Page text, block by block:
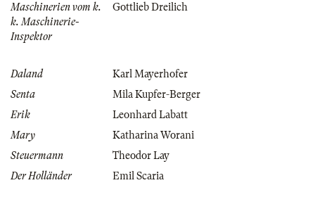
Maschinerien vom k.
k. Maschinerie-
Inspektor
Gottlieb Dreilich
Daland
Karl Mayerhofer
Senta
Mila Kupfer-Berger
Erik
Leonhard Labatt
Mary
Katharina Worani
Steuermann
Theodor Lay
Der Holländer
Emil Scaria